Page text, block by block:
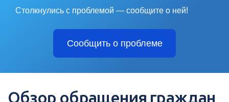
Столкнулись с проблемой — сообщите о ней!
Сообщить о проблеме
Обзор обращения граждан